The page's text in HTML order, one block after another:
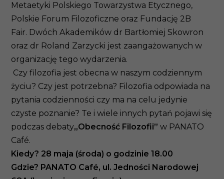
Metaetyki Polskiego Towarzystwa Etycznego,
Polskie Forum Filozoficzne oraz Fundację 2B
Fair. Dwóch Akademików dr Bartłomiej Skowron
oraz dr Roland Zarzycki jest zaangażowanych w
organizację tego wydarzenia.
Czy filozofia jest obecna w naszym codziennym
życiu? Czy jest potrzebna? Filozofia odpowiada na
pytania codzienności czy ma na celu jedynie
czyste poznanie? Te i wiele innych pytań pojawi się
podczas debaty„Obecność Filozofii” w PANATO
Café.
Kiedy? 28 maja (środa) o godzinie 18.00
Gdzie? PANATO Café, ul. Jedności Narodowej